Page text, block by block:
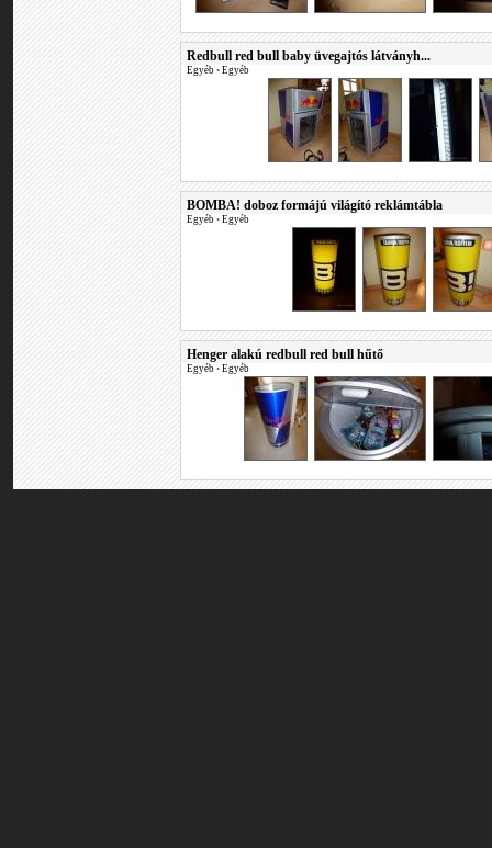
Redbull red bull baby üvegajtós látványh...
Egyéb • Egyéb
BOMBA! doboz formájú világító reklámtábla
Egyéb • Egyéb
Henger alakú redbull red bull hűtő
Egyéb • Egyéb